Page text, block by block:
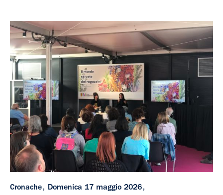
Cronache
Domenica 17 maggio 2026